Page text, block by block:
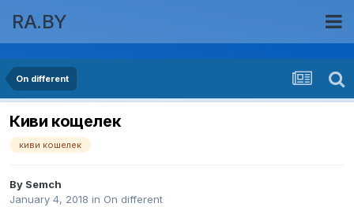
RA.BY
On different
Киви кощелек
киви кошелек
By Semch
January 4, 2018 in On different